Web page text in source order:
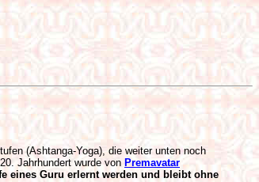
(Ashtanga-Yoga), die weiter unten noch
Jahrhundert wurde von Premavatar
eines Guru erlernt werden und bleibt ohne